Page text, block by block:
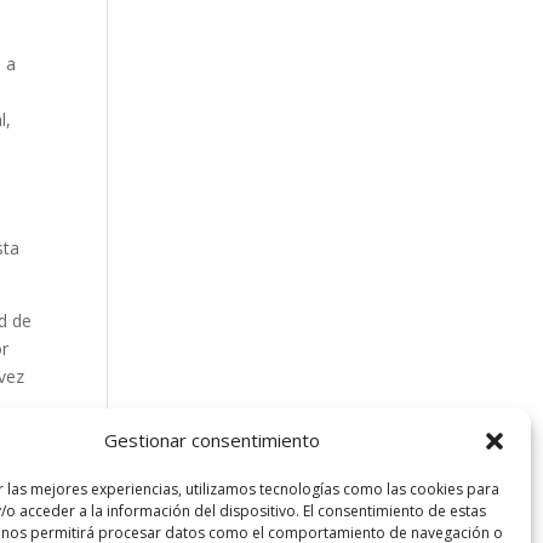
Gestionar consentimiento
las mejores experiencias, utilizamos tecnologías como las cookies para
o acceder a la información del dispositivo. El consentimiento de estas
permitirá procesar datos como el comportamiento de navegación o
a
de